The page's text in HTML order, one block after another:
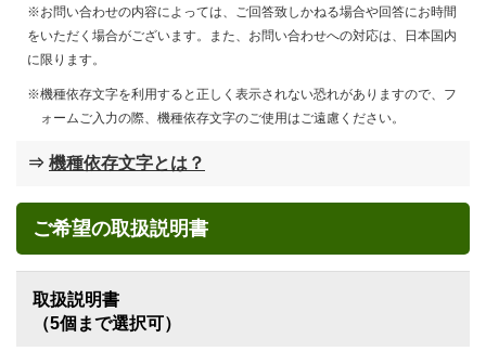
※お問い合わせの内容によっては、ご回答致しかねる場合や回答にお時間
をいただく場合がございます。また、お問い合わせへの対応は、日本国内
に限ります。
機種依存文字を利用すると正しく表示されない恐れがありますので、フ
ォームご入力の際、機種依存文字のご使用はご遠慮ください。
⇒ 機種依存文字とは？
ご希望の取扱説明書
取扱説明書
（5個まで選択可）